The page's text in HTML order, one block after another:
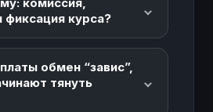
170 5161
курса?
обмен “завис”,
тянуть